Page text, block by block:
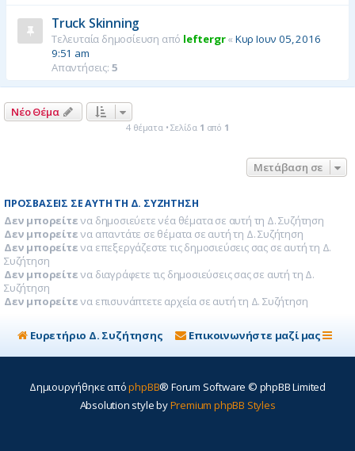
Truck Skinning
Τελευταία δημοσίευση από leftergr« Κυρ Ιουν 05, 2016
9:51 am
Απαντήσεις: 5
Νέο Θέμα
4 θέματα • Σελίδα 1 από 1
Μετάβαση σε
ΠΡΟΣΒΆΣΕΙΣ ΣΕ ΑΥΤΉ ΤΗ Δ. ΣΥΖΉΤΗΣΗ
Δεν μπορείτενα δημοσιεύετε νέα θέματα σε αυτή τη Δ. Συζήτηση
Δεν μπορείτενα απαντάτε σε θέματα σε αυτή τη Δ. Συζήτηση
Δεν μπορείτενα επεξεργάζεστε τις δημοσιεύσεις σας σε αυτή τη Δ.
Συζήτηση
Δεν μπορείτενα διαγράφετε τις δημοσιεύσεις σας σε αυτή τη Δ.
Συζήτηση
Δεν μπορείτενα επισυνάπτετε αρχεία σε αυτή τη Δ. Συζήτηση
Ευρετήριο Δ. Συζήτησης Επικοινωνήστε μαζί μας
Δημιουργήθηκε απόphpBB® Forum Software © phpBB Limited
Absolution style byPremium phpBB Styles